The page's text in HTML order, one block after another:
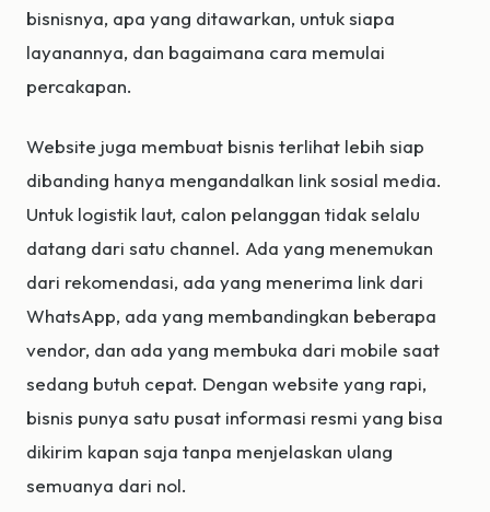
bisnisnya, apa yang ditawarkan, untuk siapa
layanannya, dan bagaimana cara memulai
percakapan.
Website juga membuat bisnis terlihat lebih siap
dibanding hanya mengandalkan link sosial media.
Untuk logistik laut, calon pelanggan tidak selalu
datang dari satu channel. Ada yang menemukan
dari rekomendasi, ada yang menerima link dari
WhatsApp, ada yang membandingkan beberapa
vendor, dan ada yang membuka dari mobile saat
sedang butuh cepat. Dengan website yang rapi,
bisnis punya satu pusat informasi resmi yang bisa
dikirim kapan saja tanpa menjelaskan ulang
semuanya dari nol.